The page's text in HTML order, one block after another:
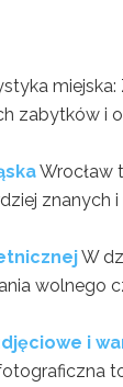
zabytków i
Wrocław
znanych
W
wolnego
i